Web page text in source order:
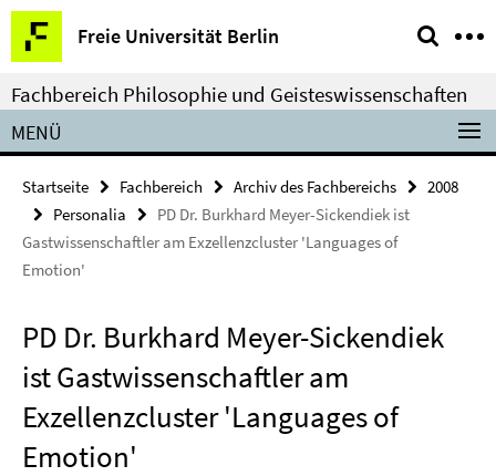
Springe
direkt
zu
Inhalt
Freie Universität Berlin
Service-
Navigation
Fachbereich Philosophie und Geisteswissenschaften
MENÜ
Startseite Fachbereich Archiv des Fachbereichs
2008
Personalia
PD Dr. Burkhard Meyer-Sickendiek ist
Gastwissenschaftler am Exzellenzcluster 'Languages of
Emotion'
PD Dr. Burkhard Meyer-Sickendiek
ist Gastwissenschaftler am
Exzellenzcluster 'Languages of
Emotion'